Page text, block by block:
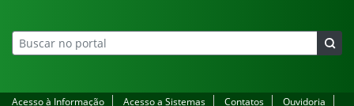
Acesso à Informação Acesso a Sistemas Contatos
Ouvidoria